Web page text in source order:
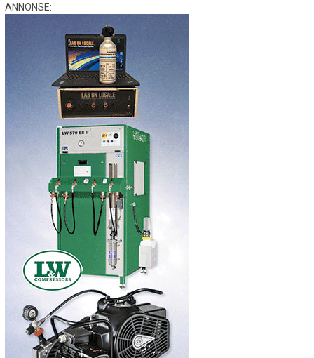
ANNONSE: